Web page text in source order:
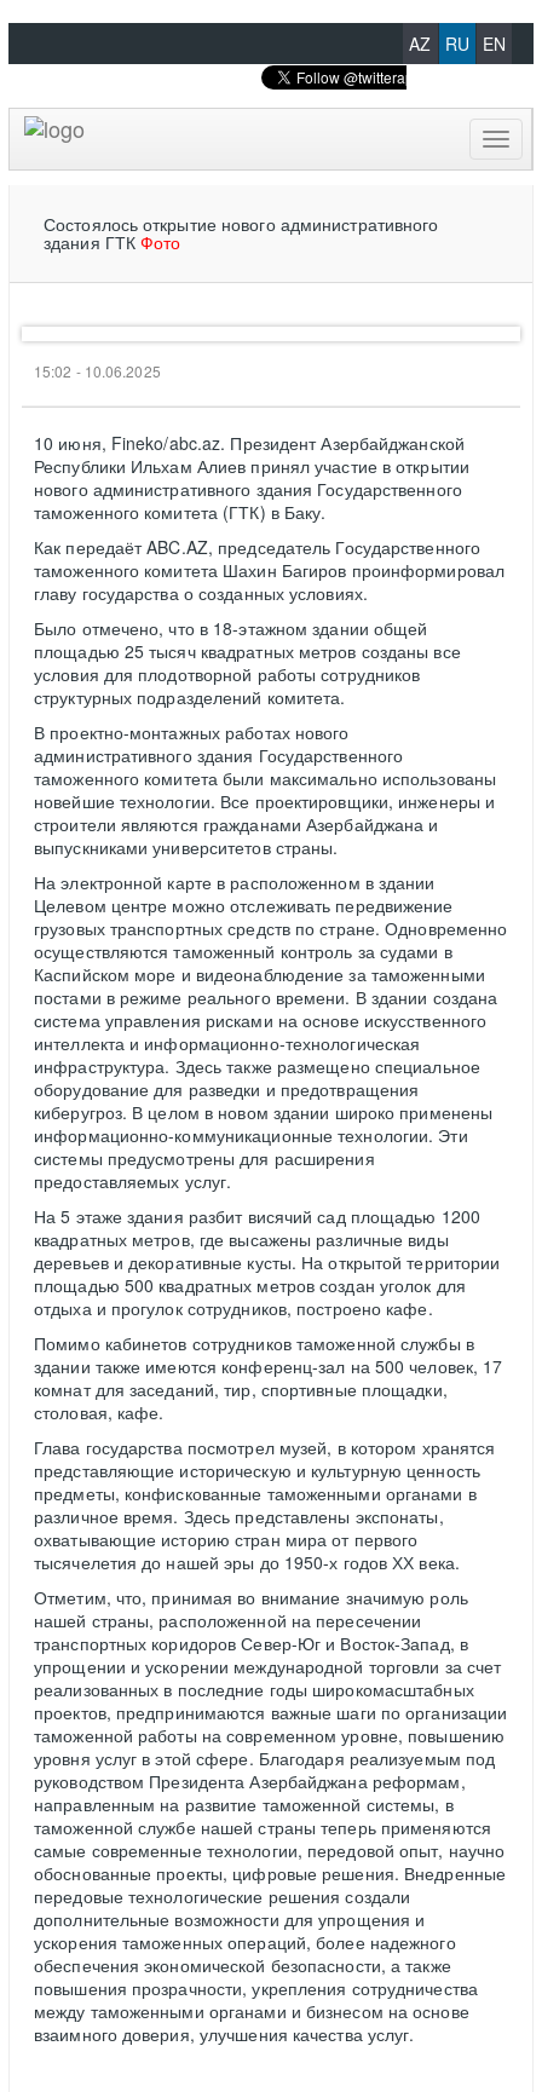
AZ RU EN
Состоялось открытие нового административного
здания ГТКФото
15:02 - 10.06.2025
10 июня, Fineko/abc.az. Президент Азербайджанской
Республики Ильхам Алиев принял участие в открытии
нового административного здания Государственного
таможенного комитета (ГТК) в Баку.
Как передаёт ABC.AZ, председатель Государственного
таможенного комитета Шахин Багиров проинформировал
главу государства о созданных условиях.
Было отмечено, что в 18-этажном здании общей
площадью 25 тысяч квадратных метров созданы все
условия для плодотворной работы сотрудников
структурных подразделений комитета.
В проектно-монтажных работах нового
административного здания Государственного
таможенного комитета были максимально использованы
новейшие технологии. Все проектировщики, инженеры и
строители являются гражданами Азербайджана и
выпускниками университетов страны.
На электронной карте в расположенном в здании
Целевом центре можно отслеживать передвижение
грузовых транспортных средств по стране. Одновременно
осуществляются таможенный контроль за судами в
Каспийском море и видеонаблюдение за таможенными
постами в режиме реального времени. В здании создана
система управления рисками на основе искусственного
интеллекта и информационно-технологическая
инфраструктура. Здесь также размещено специальное
оборудование для разведки и предотвращения
киберугроз. В целом в новом здании широко применены
информационно-коммуникационные технологии. Эти
системы предусмотрены для расширения
предоставляемых услуг.
На 5 этаже здания разбит висячий сад площадью 1200
квадратных метров, где высажены различные виды
деревьев и декоративные кусты. На открытой территории
площадью 500 квадратных метров создан уголок для
отдыха и прогулок сотрудников, построено кафе.
Помимо кабинетов сотрудников таможенной службы в
здании также имеются конференц-зал на 500 человек, 17
комнат для заседаний, тир, спортивные площадки,
столовая, кафе.
Глава государства посмотрел музей, в котором хранятся
представляющие историческую и культурную ценность
предметы, конфискованные таможенными органами в
различное время. Здесь представлены экспонаты,
охватывающие историю стран мира от первого
тысячелетия до нашей эры до 1950-х годов ХХ века.
Отметим, что, принимая во внимание значимую роль
нашей страны, расположенной на пересечении
транспортных коридоров Север-Юг и Восток-Запад, в
упрощении и ускорении международной торговли за счет
реализованных в последние годы широкомасштабных
проектов, предпринимаются важные шаги по организации
таможенной работы на современном уровне, повышению
уровня услуг в этой сфере. Благодаря реализуемым под
руководством Президента Азербайджана реформам,
направленным на развитие таможенной системы, в
таможенной службе нашей страны теперь применяются
самые современные технологии, передовой опыт, научно
обоснованные проекты, цифровые решения. Внедренные
передовые технологические решения создали
дополнительные возможности для упрощения и
ускорения таможенных операций, более надежного
обеспечения экономической безопасности, а также
повышения прозрачности, укрепления сотрудничества
между таможенными органами и бизнесом на основе
взаимного доверия, улучшения качества услуг.